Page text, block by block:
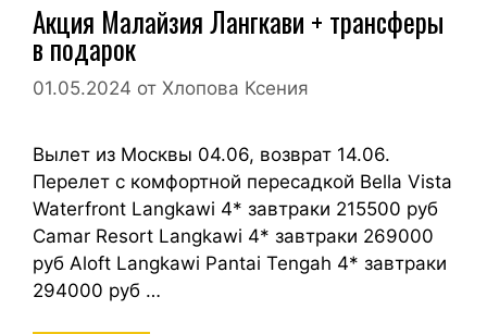
Акция Малайзия Лангкави + трансферы
в подарок
01.05.2024 от Хлопова Ксения
Вылет из Москвы 04.06, возврат 14.06.
Перелет с комфортной пересадкой Bella Vista
Waterfront Langkawi 4* завтраки 215500 руб
Camar Resort Langkawi 4* завтраки 269000
руб Aloft Langkawi Pantai Tengah 4* завтраки
294000 руб …